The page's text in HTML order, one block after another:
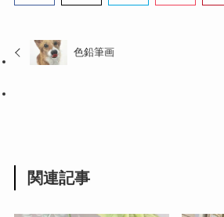
色鉛筆画
関連記事